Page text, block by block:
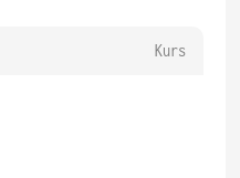
Kurs